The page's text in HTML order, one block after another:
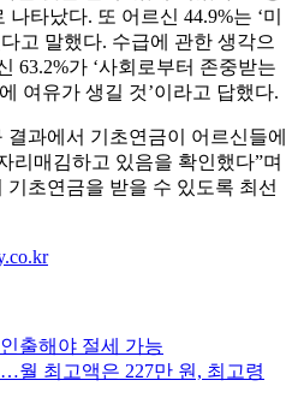
타났다. 또 어르신 44.9%는 ‘미
고 말했다. 수급에 관한 생각으
63.2%가 ‘사회로부터 존중받는
여유가 생길 것’이라고 답했다.
과에서 기초연금이 어르신들에
리매김하고 있음을 확인했다”며
초연금을 받을 수 있도록 최선
출해야 절세 가능
월 최고액은 227만 원, 최고령